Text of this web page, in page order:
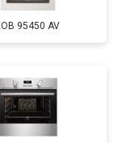
95450 AV